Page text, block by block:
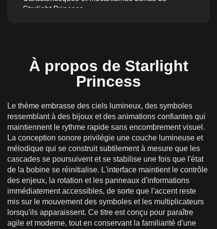
Starlight Princess
responsable
Jouer à Starlight Princess en ligne pour de
Dépôts, Paiements & Jeu Responsable en
France
Version mobile de Starlight Princess
À propos de Starlight
Princess
Le thème embrasse des ciels lumineux, des symboles
ressemblant à des bijoux et des animations confiantes qui
maintiennent le rythme rapide sans encombrement visuel.
La conception sonore privilégie une couche lumineuse et
mélodique qui se construit subtilement à mesure que les
cascades se poursuivent et se stabilise une fois que l'état
de la bobine se réinitialise. L'interface maintient le contrôle
des enjeux, la rotation et les panneaux d'informations
immédiatement accessibles, de sorte que l'accent reste
mis sur le mouvement des symboles et les multiplicateurs
lorsqu'ils apparaissent. Ce titre est conçu pour paraître
agile et moderne, tout en conservant la familiarité d'une